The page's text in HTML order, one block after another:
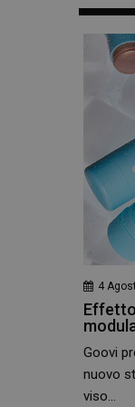
4
Goovi
nuovo
viso...